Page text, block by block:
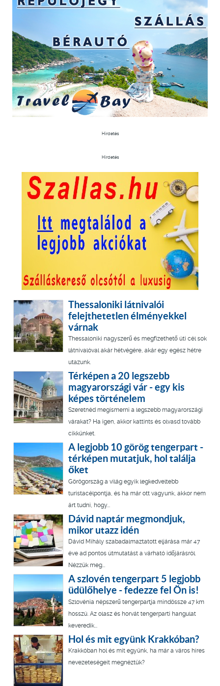
Hirdetés
Hirdetés
Thessaloniki látnivalói
felejthetetlen élményekkel
várnak
Thessaloniki nagyszerű és megfizethető úti cél sok
látnivalóval akár hétvégére, akár egy egész hétre
utazunk.
Térképen a 20 legszebb
magyarországi vár - egy kis
képes történelem
Szeretnéd megismerni a legszebb magyarországi
várakat? Ha igen, akkor kattints és olvasd tovább
cikkünket.
A legjobb 10 görög tengerpart -
térképen mutatjuk, hol találja
őket
Görögország a világ egyik legkedveltebb
turistacélpontja, és ha már ott vagyunk, akkor nem
árt tudni, hogy...
Dávid naptár megmondjuk,
mikor utazz idén
Dávid Mihály szabadalmaztatott eljárása már 47
éve ad pontos útmutatást a várható időjárásról.
Nézzük meg...
A szlovén tengerpart 5 legjobb
üdülőhelye - fedezze fel Ön is!
Szlovénia népszerű tengerpartja mindössze 47 km
hosszú. Az olasz és horvát tengerparti hangulat
keveredik...
Hol és mit együnk Krakkóban?
Krakkóban hol és mit együnk, ha már a város híres
nevezeteségeit megnéztük?